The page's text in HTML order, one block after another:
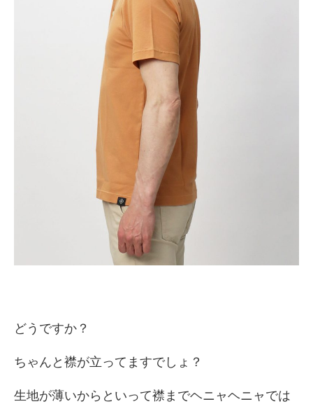
どうですか？
ちゃんと襟が立ってますでしょ？
生地が薄いからといって襟までヘニャヘニャでは